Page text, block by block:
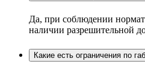
Да, при соблюдении
наличии разрешительной
Какие есть ограничения по